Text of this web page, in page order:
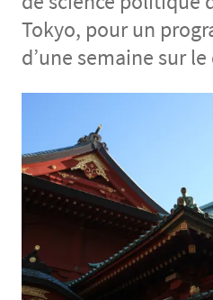
Tokyo, pour un
d’une semaine sur